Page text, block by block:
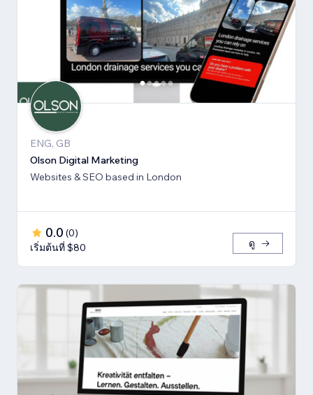
ENG, GB
Olson Digital Marketing
Websites & SEO based in London
0.0 (0)
เริ่มต้นที่ $80
ดู